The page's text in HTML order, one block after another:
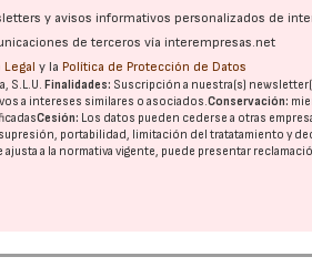
y avisos informativos personalizados de
de terceros vía interempresas.net
Legal y la Política de Protección de Datos
S.L.U. Finalidades: Suscripción a nuestra(s)
a intereses similares o asociados.Conservación:
Cesión: Los datos pueden cederse a otras
portabilidad, limitación del tratatamiento y
a la normativa vigente, puede presentar